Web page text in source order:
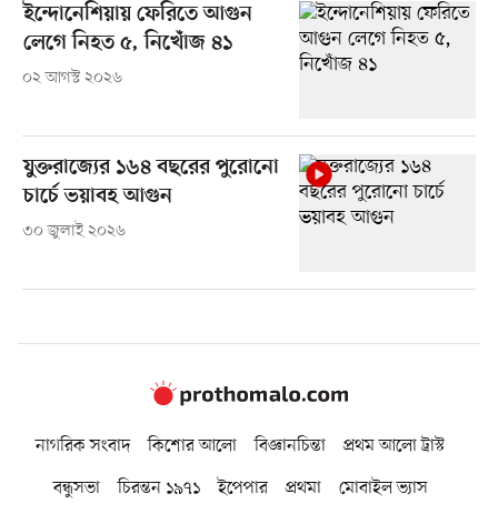
ইন্দোনেশিয়ায় ফেরিতে আগুন
লেগে নিহত ৫, নিখোঁজ ৪১
০২ আগস্ট ২০২৬
যুক্তরাজ্যের ১৬৪ বছরের পুরোনো
চার্চে ভয়াবহ আগুন
৩০ জুলাই ২০২৬
নাগরিক সংবাদ কিশোর আলো বিজ্ঞানচিন্তা
প্রথম আলো ট্রাস্ট
বন্ধুসভা
চিরন্তন ১৯৭১ ইপেপার প্রথমা মোবাইল ভ্যাস